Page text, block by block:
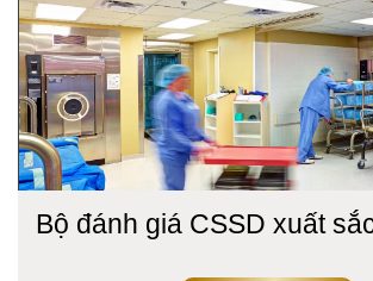
Bộ đánh giá CSSD xuất